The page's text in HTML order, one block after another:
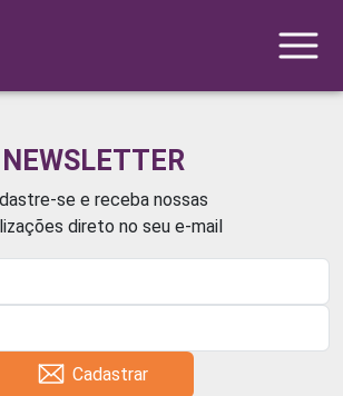
NEWSLETTER
se e receba nossas
direto no seu e-mail
Cadastrar